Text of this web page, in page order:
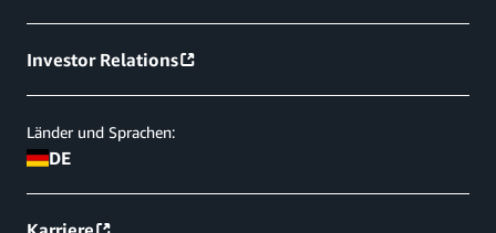
Investor Relations
Länder und Sprachen:
DE